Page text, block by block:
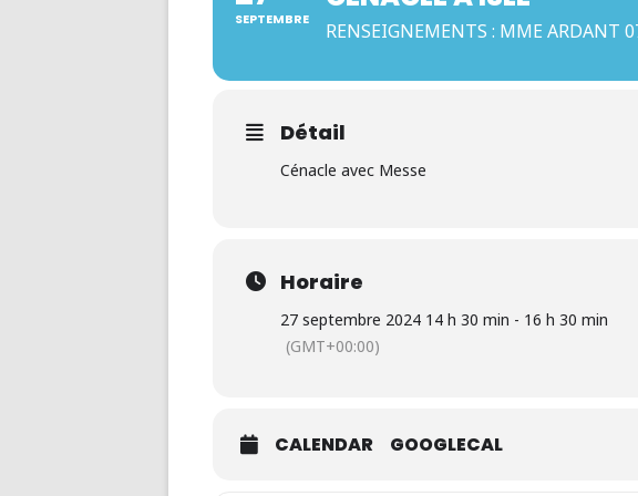
SEPTEMBRE RENSEIGNEMENTS : MME ARDANT
Détail
Cénacle avec Messe
Horaire
27 septembre 2024 14 h 30 min - 16 h 30 min
(GMT+00:00)
CALENDAR GOOGLECAL